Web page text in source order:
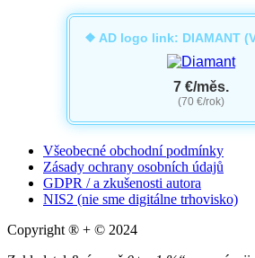
❖ AD logo link: DIAMANT
7 €/měs.
(70 €/rok)
Všeobecné obchodní podmínky
Zásady ochrany osobních údajů
GDPR / a zkušenosti autora
NIS2 (nie sme digitálne trhovisko)
Copyright ® + © 2024